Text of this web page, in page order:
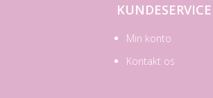
KUNDESERVICE
Min konto
Kontakt os